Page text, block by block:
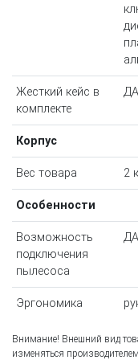
Жесткий кейс в
комплекте
ДА
Корпус
Вес товара 2
Особенности
Возможность
подключения
пылесоса
ДА
Эргономика
Внимание! Внешний вид
изменяться